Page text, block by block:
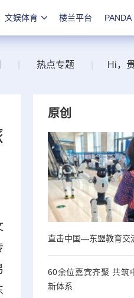
文娱体育 楼兰平台
热点专题 Hi，
原创
直击中国—东盟教育交
60余位嘉宾齐聚 共
新体系